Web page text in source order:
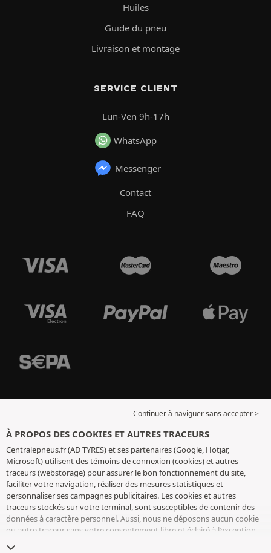
Huiles
Guide du pneu
Livraison et montage
SERVICE CLIENT
Lun-Ven 9h-17h
WhatsApp
Messenger
Contact
FAQ
Continuer à naviguer sans accepter >
À PROPOS DES COOKIES ET AUTRES TRACEURS
Centralepneus.fr (AD TYRES) et ses partenaires (Google, Hotjar,
Microsoft) utilisent des témoins de connexion (cookies) et autres
traceurs (webstorage) pour assurer le bon fonctionnement du site,
faciliter votre navigation, réaliser des mesures statistiques et
personnaliser ses campagnes publicitaires. Les cookies et autres
traceurs stockés sur votre terminal, sont susceptibles de contenir des
données à caractère personnel. Aussi, nous ne déposons aucun cookie
ou autre traceur sans votre consentement libre et éclairé à l’exception